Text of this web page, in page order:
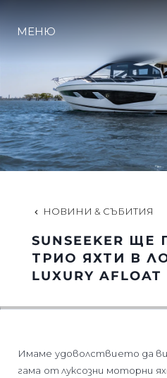
ОЦЕНЕТЕ
МЕНЮ
НОВИНИ & СЪБИТИЯ
SUNSEEKER
ТРИО ЯХТИ В
LUXURY AFLOAT
Имаме удоволствието да
гама от луксозни моторни